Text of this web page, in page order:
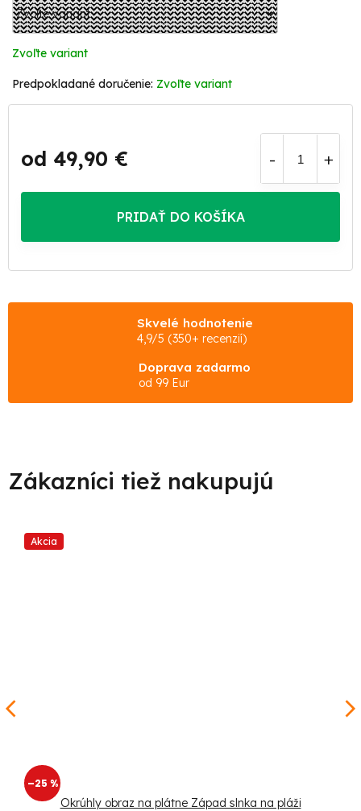
Zvoľte variant
Zvoľte variant
od 49,90 €
Jednotková
cena:
PRIDAŤ DO KOŠÍKA
Skvelé hodnotenie
4,9/5 (350+ recenzií)
Doprava zadarmo
od 99 Eur
Akcia
–25 %
Okrúhly obraz na plátne Západ slnka na pláži